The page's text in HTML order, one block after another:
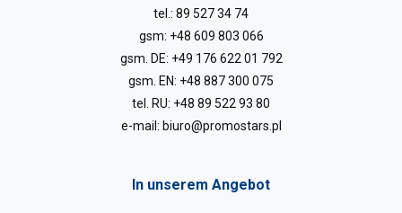
tel.: 89 527 34 74
gsm: +48 609 803 066
gsm. DE: +49 176 622 01 792
gsm. EN: +48 887 300 075
tel. RU: +48 89 522 93 80
e-mail: biuro@promostars.pl
In unserem Angebot